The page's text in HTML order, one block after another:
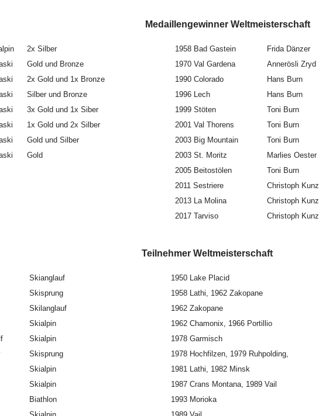
Spiele Medaillengewinner Weltmeisterschaft
2x Silber 1958 Bad Gastein Frida Dänzer
Gold und Bronze 1970 Val Gardena Annerösli Zryd
2x Gold und 1x Bronze 1990 Colorado Hans Burn
Silber und Bronze 1996 Lech Hans Burn
3x Gold und 1x Siber 1999 Stöten Toni Burn
1x Gold und 2x Silber 2001 Val Thorens Toni Burn
Gold und Silber 2003 Big Mountain Toni Burn
Gold 2003 St. Moritz Marlies Oester
2005 Beitostölen
Toni Burn
2011 Sestriere
Christoph Kunz
2013 La Molina
Christoph Kunz
2017 Tarviso
Christoph Kunz
Teilnehmer Weltmeisterschaft
Skianglauf 1950 Lake Placid
Skisprung 1958 Lathi, 1962 Zakopane
Skilanglauf 1962 Zakopane
Skialpin 1962 Chamonix, 1966 Portillio
Skialpin 1978 Garmisch
Skisprung 1978 Hochfilzen, 1979 Ruhpolding,
Skialpin
1981 Lathi, 1982 Minsk
Skialpin 1987 Crans Montana, 1989 Vail
Biathlon
1993 Morioka